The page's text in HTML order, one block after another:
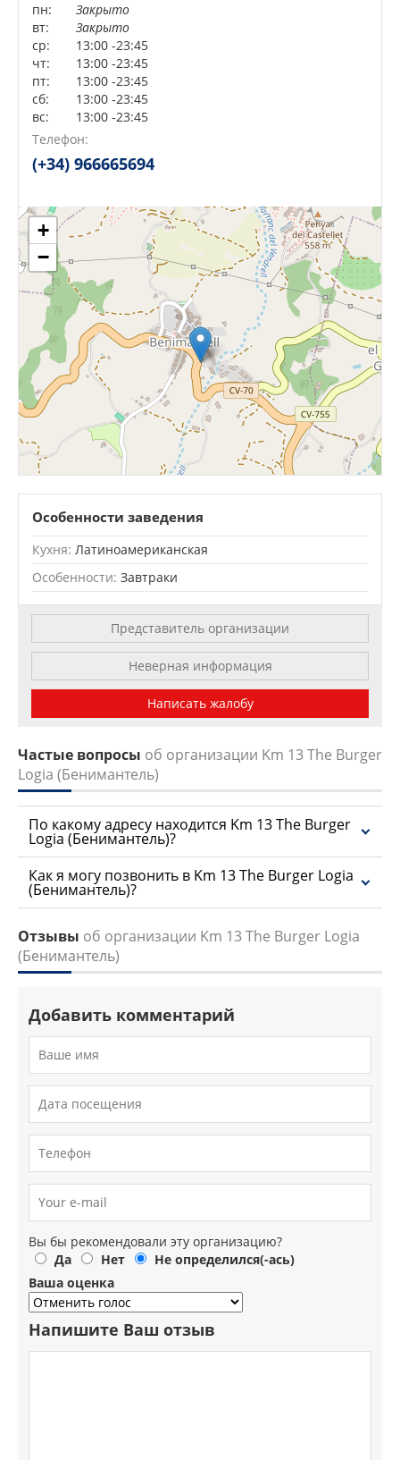
пн:
Закрыто
вт:
Закрыто
ср:
13:00 -23:45
чт:
13:00 -23:45
пт:
13:00 -23:45
сб:
13:00 -23:45
вс:
13:00 -23:45
Сейчас открыто!
Сейчас закрыто!
Телефон:
(+34) 966665694
+
−
Особенности заведения
Кухня: Латиноамериканская
Особенности: Завтраки
Представитель организации
Неверная информация
Написать жалобу
Частые вопросы об организации Km 13 The Burger
Logia (Бенимантель)
По какому адресу находится Km 13 The Burger
Logia (Бенимантель)?
Как я могу позвонить в Km 13 The Burger Logia
(Бенимантель)?
Отзывы об организации Km 13 The Burger Logia
(Бенимантель)
Добавить комментарий
Вы бы рекомендовали эту организацию?
Да
Нет
Не определился(-ась)
Ваша оценка
Напишите Ваш отзыв